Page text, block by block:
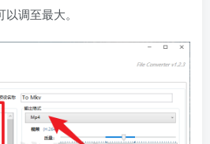
调至最大。